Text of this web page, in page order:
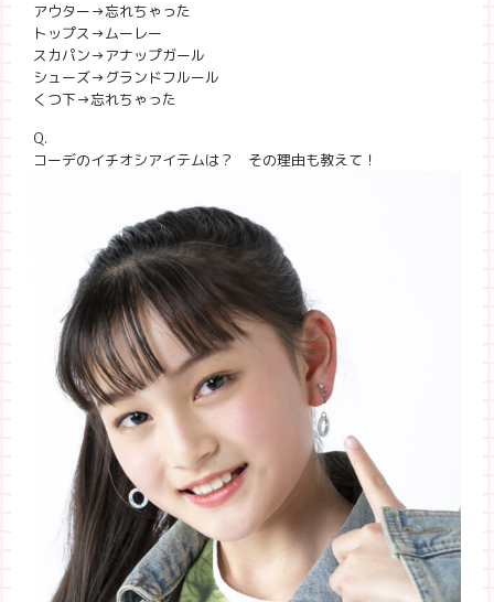
アウター→忘れちゃった
トップス→ムーレー
スカパン→アナップガール
シューズ→グランドフルール
くつ下→忘れちゃった
Q.
コーデのイチオシアイテムは？ その理由も教えて！